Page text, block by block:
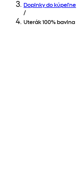
Doplnky do kúpeľne
/
Uterák 100% bavlna